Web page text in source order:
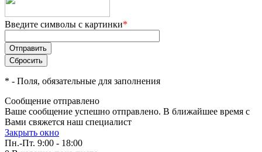
Введите символы с картинки*
* - Поля, обязательные для заполнения
Сообщение отправлено
Ваше сообщение успешно отправлено. В ближайшее время с
Вами свяжется наш специалист
Закрыть окно
Пн.-Пт. 9:00 - 18:00